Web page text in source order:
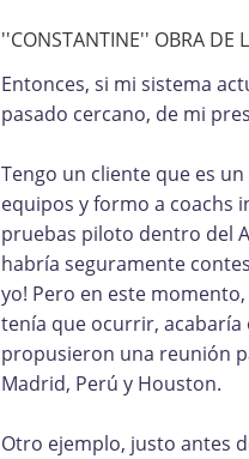
''CONSTANTINE'' OBRA DE
Entonces, si mi sistema
pasado cercano, de mi
Tengo un cliente que es
equipos y formo a coachs
pruebas piloto dentro del
habría seguramente
yo! Pero en este
tenía que ocurrir,
propusieron una reunión
Madrid, Perú y Houston.
Otro ejemplo, justo antes